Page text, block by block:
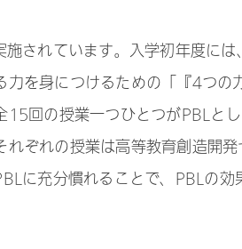
されています。入学初年度には
を身につけるための「『4つの
15回の授業一つひとつがPBLと
ぞれの授業は高等教育創造開
に充分慣れることで、PBLの効